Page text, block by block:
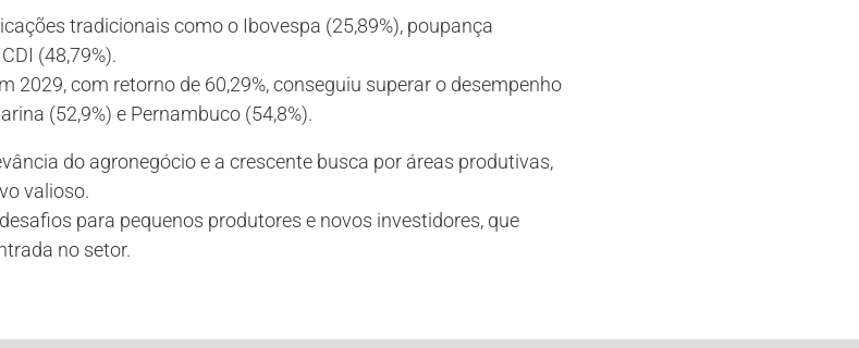
tradicionais como o Ibovespa (25,89%), poupança
(48,79%).
2029, com retorno de 60,29%, conseguiu superar o desempenho
(52,9%) e Pernambuco (54,8%).
do agronegócio e a crescente busca por áreas produtivas,
valioso.
para pequenos produtores e novos investidores, que
no setor.